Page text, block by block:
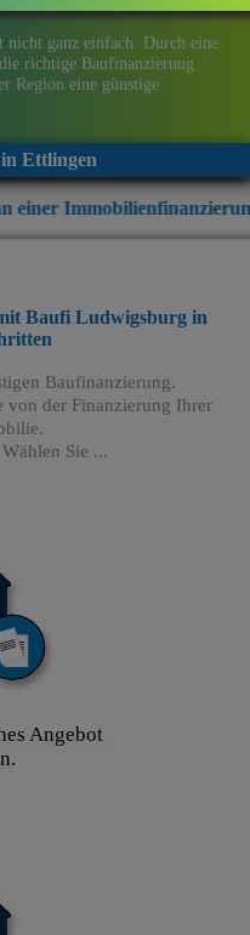
nicht ganz einfach. Durch eine
richtige Baufinanzierung
Region eine günstige
Ettlingen
Prüfen
Baufi Ludwigsburgin
Baufinanzierung.
von der Finanzierung Ihrer
Sie ...
Angebot